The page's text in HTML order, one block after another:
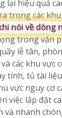
lại hiệu quả
trong các
nói về dòng
trong văn
lễ tân,
các khu vực
tính, tủ tài
vực nguy cơ
việc lắp đặt
và nhanh